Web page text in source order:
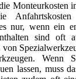
Monteurkosten
nur, wenn ein
sind oft
Wenn
lassen, muss